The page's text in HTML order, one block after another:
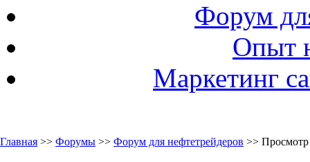
Форум
Опыт
Маркетинг
Главная >> Форумы >> Форум для нефтетрейдеров >>